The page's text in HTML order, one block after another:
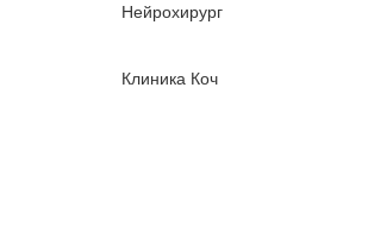
Нейрохирург
Клиника Коч